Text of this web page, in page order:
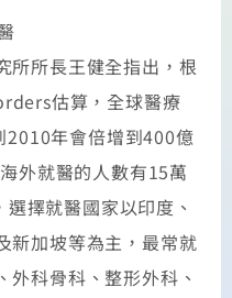
所長王健全指出，根
估算，全球醫療
2010年會倍增到400億
外就醫的人數有15萬
擇就醫國家以印度、
新加坡等為主，最常就
科骨科、整形外科、